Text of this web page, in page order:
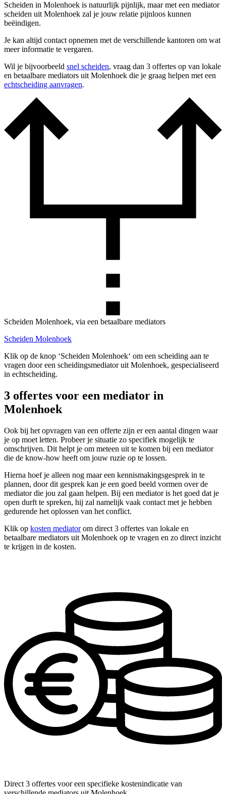
Scheiden in Molenhoek is natuurlijk pijnlijk, maar met een mediator
scheiden uit Molenhoek zal je jouw relatie pijnloos kunnen
beëindigen.
Je kan altijd contact opnemen met de verschillende kantoren om wat
meer informatie te vergaren.
Wil je bijvoorbeeld snel scheiden, vraag dan 3 offertes op van lokale
en betaalbare mediators uit Molenhoek die je graag helpen met een
echtscheiding aanvragen.
Scheiden Molenhoek, via een betaalbare mediators
Scheiden Molenhoek
Klik op de knop ‘Scheiden Molenhoek‘ om een scheiding aan te
vragen door een scheidingsmediator uit Molenhoek, gespecialiseerd
in echtscheiding.
3 offertes voor een mediator in
Molenhoek
Ook bij het opvragen van een offerte zijn er een aantal dingen waar
je op moet letten. Probeer je situatie zo specifiek mogelijk te
omschrijven. Dit helpt je om meteen uit te komen bij een mediator
die de know-how heeft om jouw ruzie op te lossen.
Hierna hoef je alleen nog maar een kennismakingsgesprek in te
plannen, door dit gesprek kan je een goed beeld vormen over de
mediator die jou zal gaan helpen. Bij een mediator is het goed dat je
open durft te spreken, hij zal namelijk vaak contact met je hebben
gedurende het oplossen van het conflict.
Klik op kosten mediatorom direct 3 offertes van lokale en
betaalbare mediators uit Molenhoek op te vragen en zo direct inzicht
te krijgen in de kosten.
Direct 3 offertes voor een specifieke kostenindicatie van